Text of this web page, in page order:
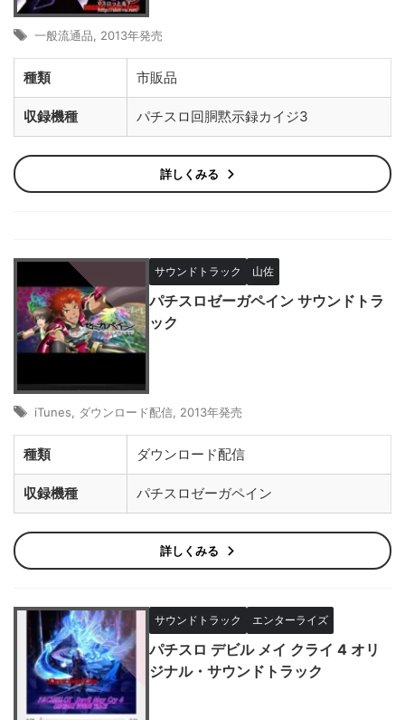
一般流通品 2013年発売
種類 市販品
収録機種 パチスロ回胴黙示録カイジ3
詳しくみる
サウンドトラック 山佐
パチスロゼーガペイン サウンドトラ
ック
iTunes ダウンロード配信 2013年発売
種類 ダウンロード配信
収録機種 パチスロゼーガペイン
詳しくみる
サウンドトラック エンターライズ
パチスロ デビル メイ クライ 4 オリ
ジナル・サウンドトラック